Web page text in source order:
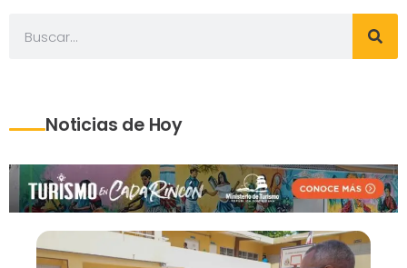
Noticias de Hoy